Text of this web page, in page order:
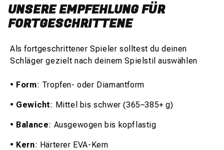
UNSERE EMPFEHLUNG FÜR
FORTGESCHRITTENE
Als fortgeschrittener Spieler solltest du deinen
Schläger gezielt nach deinem Spielstil auswählen
• Form: Tropfen- oder Diamantform
• Gewicht: Mittel bis schwer (365–385+ g)
• Balance: Ausgewogen bis kopflastig
• Kern: Härterer EVA-Kern